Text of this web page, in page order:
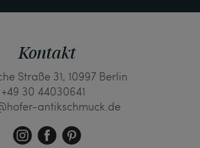
Kontakt
Straße 31, 10997 Berlin
+49 30 44030641
antikschmuck.de